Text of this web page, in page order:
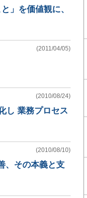
」を価値観に、
(2011/04/05)
(2010/08/24)
し 業務プロセス
(2010/08/10)
、その本義と支